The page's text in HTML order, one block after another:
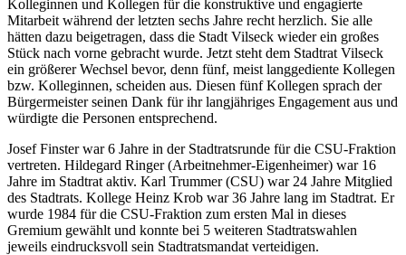
Kolleginnen und Kollegen für die konstruktive und engagierte
Mitarbeit während der letzten sechs Jahre recht herzlich. Sie alle
hätten dazu beigetragen, dass die Stadt Vilseck wieder ein großes
Stück nach vorne gebracht wurde. Jetzt steht dem Stadtrat Vilseck
ein größerer Wechsel bevor, denn fünf, meist langgediente Kollegen
bzw. Kolleginnen, scheiden aus. Diesen fünf Kollegen sprach der
Bürgermeister seinen Dank für ihr langjähriges Engagement aus und
würdigte die Personen entsprechend.
Josef Finster war 6 Jahre in der Stadtratsrunde für die CSU-Fraktion
vertreten. Hildegard Ringer (Arbeitnehmer-Eigenheimer) war 16
Jahre im Stadtrat aktiv. Karl Trummer (CSU) war 24 Jahre Mitglied
des Stadtrats. Kollege Heinz Krob war 36 Jahre lang im Stadtrat. Er
wurde 1984 für die CSU-Fraktion zum ersten Mal in dieses
Gremium gewählt und konnte bei 5 weiteren Stadtratswahlen
jeweils eindrucksvoll sein Stadtratsmandat verteidigen.